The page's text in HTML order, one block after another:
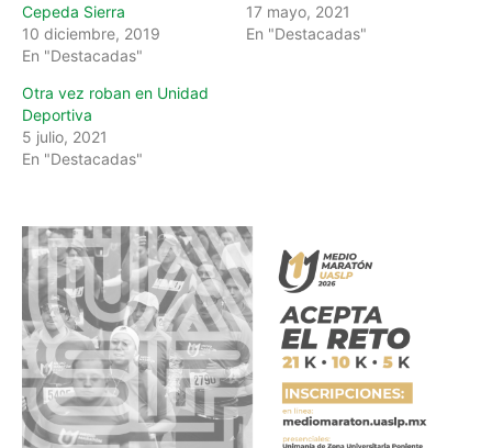
Cepeda Sierra
10 diciembre, 2019
En "Destacadas"
17 mayo, 2021
En "Destacadas"
Otra vez roban en Unidad
Deportiva
5 julio, 2021
En "Destacadas"